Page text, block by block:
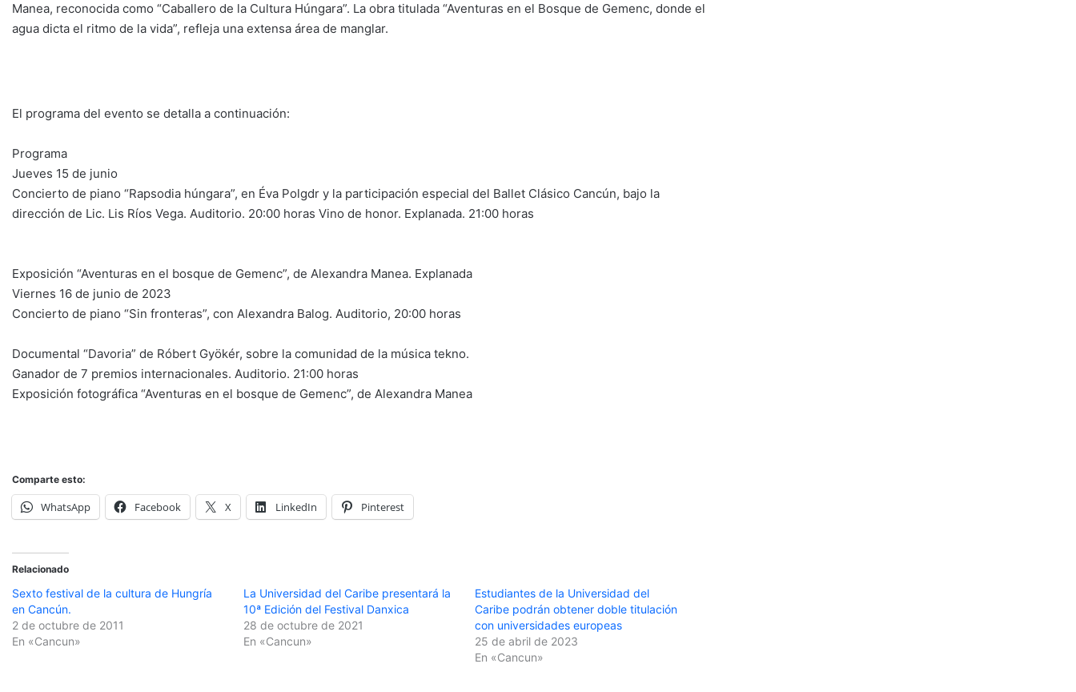
Manea, reconocida como “Caballero de la Cultura Húngara”. La obra titulada “Aventuras en el Bosque de Gemenc, donde el
agua dicta el ritmo de la vida”, refleja una extensa área de manglar.
El programa del evento se detalla a continuación:
Programa
Jueves 15 de junio
Concierto de piano “Rapsodia húngara”, en Éva Polgdr y la participación especial del Ballet Clásico Cancún, bajo la
dirección de Lic. Lis Ríos Vega. Auditorio. 20:00 horas Vino de honor. Explanada. 21:00 horas
Exposición “Aventuras en el bosque de Gemenc”, de Alexandra Manea. Explanada
Viernes 16 de junio de 2023
Concierto de piano “Sin fronteras”, con Alexandra Balog. Auditorio, 20:00 horas
Documental “Davoria” de Róbert Gyökér, sobre la comunidad de la música tekno.
Ganador de 7 premios internacionales. Auditorio. 21:00 horas
Exposición fotográfica “Aventuras en el bosque de Gemenc”, de Alexandra Manea
Comparte esto:
WhatsApp Facebook X LinkedIn Pinterest
Relacionado
Sexto festival de la cultura de Hungría
en Cancún.
2 de octubre de 2011
En «Cancun»
La Universidad del Caribe presentará la
10ª Edición del Festival Danxica
28 de octubre de 2021
En «Cancun»
Estudiantes de la Universidad del
Caribe podrán obtener doble titulación
con universidades europeas
25 de abril de 2023
En «Cancun»